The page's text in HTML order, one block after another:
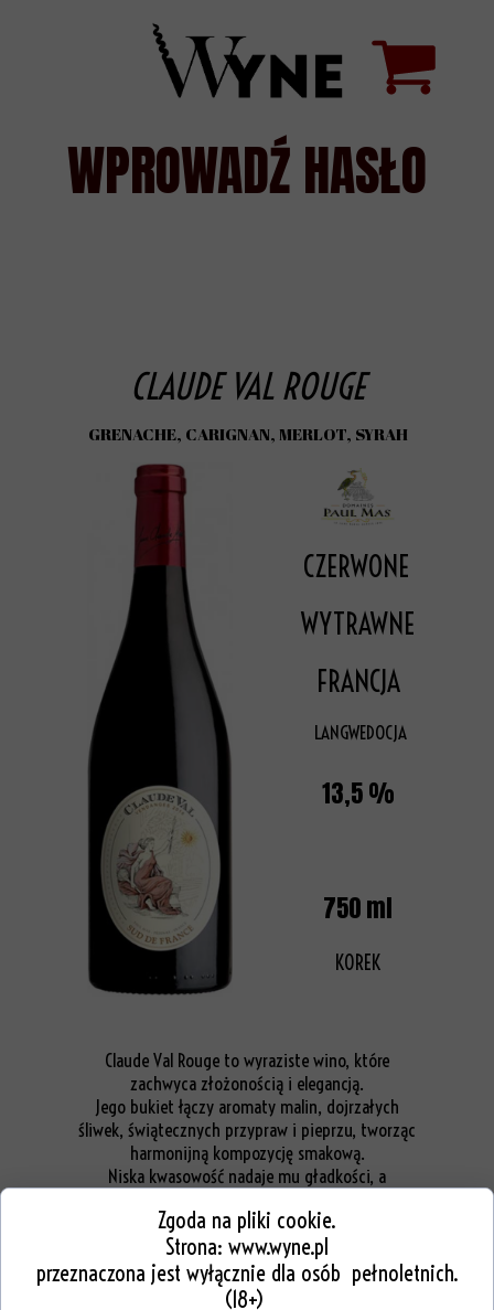
CZERWONE
LANGWEDOCJA
KOREK
WYTRAWNE
750 ml
FRANCJA
13,5 %
GRENACHE, CARIGNAN, MERLOT, SYRAH
CLAUDE VAL ROUGE
Claude Val Rouge to wyraziste wino, które
zachwyca złożonością i elegancją.
Jego bukiet łączy aromaty malin, dojrzałych
śliwek, świątecznych przypraw i pieprzu, tworząc
harmonijną kompozycję smakową.
Niska kwasowość nadaje mu gładkości, a
owocowym charakterem a wytrawnością sprawia,
że każdy łyk jest satysfakcjonujący.
To wino, które łączy najlepsze cechy zarówno
WPROWADŹ HASŁO
Zgoda na pliki cookie.
Strona: www.wyne.pl
przeznaczona jest wyłącznie dla osób pełnoletnich.
(18+)